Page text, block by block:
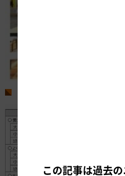
この記事は過去